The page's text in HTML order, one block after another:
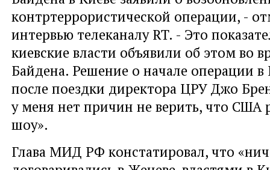
контртеррористической операции, -
интервью телеканалу RT. - Это
киевские власти объявили об этом во
Байдена. Решение о начале операции
после поездки директора ЦРУ Джо
у меня нет причин не верить, что США
шоу».
Глава МИД РФ констатировал, что